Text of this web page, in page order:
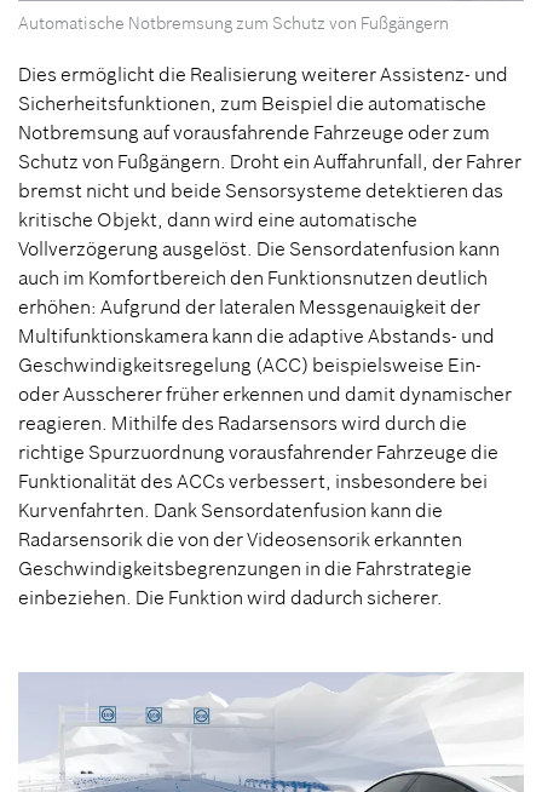
Automatische Notbremsung zum Schutz von Fußgängern
Dies ermöglicht die Realisierung weiterer Assistenz- und
Sicherheitsfunktionen, zum Beispiel die automatische
Notbremsung auf vorausfahrende Fahrzeuge oder zum
Schutz von Fußgängern. Droht ein Auffahrunfall, der Fahrer
bremst nicht und beide Sensorsysteme detektieren das
kritische Objekt, dann wird eine automatische
Vollverzögerung ausgelöst. Die Sensordatenfusion kann
auch im Komfortbereich den Funktionsnutzen deutlich
erhöhen: Aufgrund der lateralen Messgenauigkeit der
Multifunktionskamera kann die adaptive Abstands- und
Geschwindigkeitsregelung (ACC) beispielsweise Ein-
oder Ausscherer früher erkennen und damit dynamischer
reagieren. Mithilfe des Radarsensors wird durch die
richtige Spurzuordnung vorausfahrender Fahrzeuge die
Funktionalität des ACCs verbessert, insbesondere bei
Kurvenfahrten. Dank Sensordatenfusion kann die
Radarsensorik die von der Videosensorik erkannten
Geschwindigkeitsbegrenzungen in die Fahrstrategie
einbeziehen. Die Funktion wird dadurch sicherer.